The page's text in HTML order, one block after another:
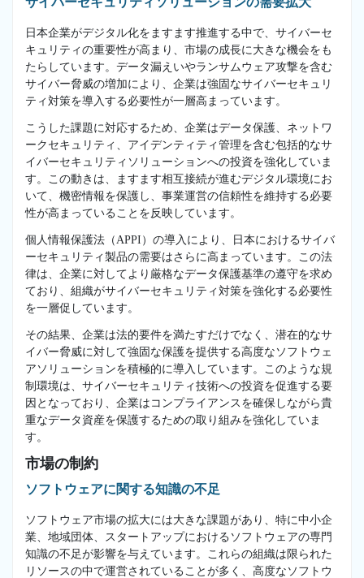
日本企業がデジタル化をますます推進する中で、サイバーセ
キュリティの重要性が高まり、市場の成長に大きな機会をも
たらしています。データ漏えいやランサムウェア攻撃を含む
サイバー脅威の増加により、企業は強固なサイバーセキュリ
ティ対策を導入する必要性が一層高まっています。
こうした課題に対応するため、企業はデータ保護、ネットワ
ークセキュリティ、アイデンティティ管理を含む包括的なサ
イバーセキュリティソリューションへの投資を強化していま
す。この動きは、ますます相互接続が進むデジタル環境にお
いて、機密情報を保護し、事業運営の信頼性を維持する必要
性が高まっていることを反映しています。
個人情報保護法（APPI）の導入により、日本におけるサイバ
ーセキュリティ製品の需要はさらに高まっています。この法
律は、企業に対してより厳格なデータ保護基準の遵守を求め
ており、組織がサイバーセキュリティ対策を強化する必要性
を一層促しています。
その結果、企業は法的要件を満たすだけでなく、潜在的なサ
イバー脅威に対して強固な保護を提供する高度なソフトウェ
アソリューションを積極的に導入しています。このような規
制環境は、サイバーセキュリティ技術への投資を促進する要
因となっており、企業はコンプライアンスを確保しながら貴
重なデータ資産を保護するための取り組みを強化していま
す。
市場の制約
ソフトウェアに関する知識の不足
ソフトウェア市場の拡大には大きな課題があり、特に中小企
業、地域団体、スタートアップにおけるソフトウェアの専門
知識の不足が影響を与えています。これらの組織は限られた
リソースの中で運営されていることが多く、高度なソフトウ